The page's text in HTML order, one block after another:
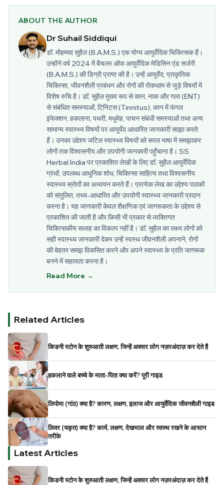
ABOUT THE AUTHOR
Dr Suhail Siddiqui
डॉ. मोहम्मद सुहैल (B.A.M.S.) एक योग्य आयुर्वेदिक चिकित्सक हैं।
उन्होंने वर्ष 2024 में बैचलर ऑफ आयुर्वेदिक मेडिसिन एंड सर्जरी
(B.A.M.S.) की डिग्री प्राप्त की है। उन्हें आयुर्वेद, प्राकृतिक
चिकित्सा, जीवनशैली प्रबंधन और रोगों की रोकथाम से जुड़े विषयों में
विशेष रुचि है। डॉ. सुहैल मुख्य रूप से कान, नाक और गला (ENT)
से संबंधित समस्याओं, टिनिटस (Tinnitus), कान में फंगल
इंफेक्शन, हकलाना, पथरी, मधुमेह, पाचन संबंधी समस्याओं तथा अन्य
सामान्य स्वास्थ्य विषयों पर आयुर्वेद आधारित जानकारी साझा करते
हैं। उनका उद्देश्य जटिल स्वास्थ्य विषयों को सरल भाषा में समझाकर
लोगों तक विश्वसनीय और उपयोगी जानकारी पहुँचाना है। SS
Herbal India पर प्रकाशित लेखों के लिए डॉ. सुहैल आयुर्वेदिक
ग्रंथों, उपलब्ध आधुनिक शोध, चिकित्सा साहित्य तथा विश्वसनीय
स्वास्थ्य स्रोतों का अध्ययन करते हैं। प्रत्येक लेख का उद्देश्य पाठकों
को संतुलित, तथ्य-आधारित और उपयोगी स्वास्थ्य जानकारी प्रदान
करना है। यह जानकारी केवल शैक्षणिक एवं जागरूकता के उद्देश्य से
प्रकाशित की जाती है और किसी भी प्रकार से व्यक्तिगत
चिकित्सकीय सलाह का विकल्प नहीं है। डॉ. सुहैल का लक्ष्य लोगों को
सही स्वास्थ्य जानकारी देकर उन्हें स्वस्थ जीवनशैली अपनाने, रोगों
की बेहतर समझ विकसित करने और अपने स्वास्थ्य के प्रति जागरूक
बनने में सहायता करना है।
Read More →
Related Articles
किडनी स्टोन के शुरुआती लक्षण, जिन्हें अक्सर लोग नज़रअंदाज़ कर देते हैं
हकलाने वाले बच्चे के माता-पिता क्या करें? पूरी गाइड
लिपोमा (गांठ) क्या है? कारण, लक्षण, इलाज और आयुर्वेदिक जीवनशैली गाइड
लिवर (यकृत) क्या है? कार्य, लक्षण, देखभाल और स्वस्थ रखने के आसान
तरीके
Latest Articles
किडनी स्टोन के शुरुआती लक्षण, जिन्हें अक्सर लोग नज़रअंदाज़ कर देते हैं